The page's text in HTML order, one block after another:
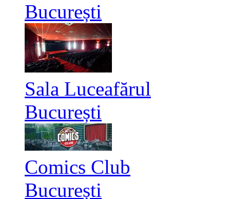
București
Sala Luceafărul
București
Comics Club
București